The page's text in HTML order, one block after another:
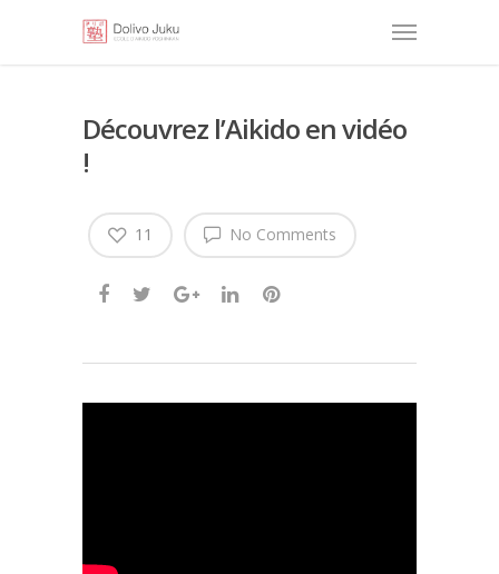
Découvrez l’Aikido en vidéo
!
No Comments
11